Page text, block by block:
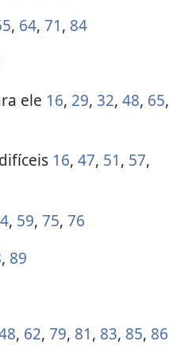
, 64, 71, 84
ele 16, 29, 32, 48, 65,
16, 47, 51, 57,
, 59, 75, 76
, 89
, 62, 79, 81, 83, 85, 86